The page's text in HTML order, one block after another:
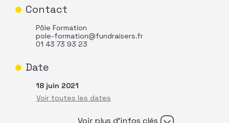
Contact
Pôle Formation
pole-formation@fundraisers.fr
01 43 73 93 23
Date
18 juin 2021